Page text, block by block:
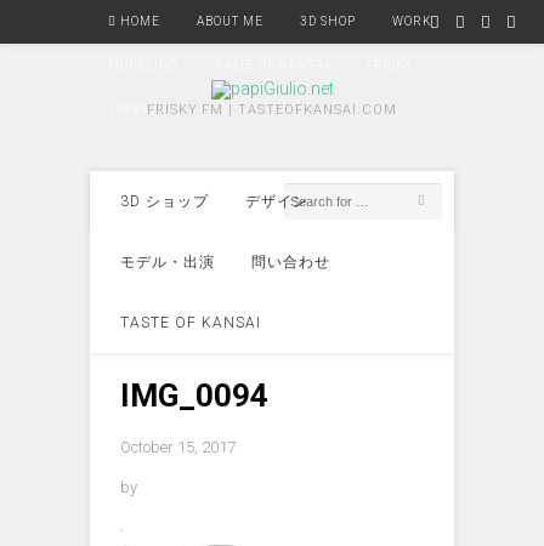
HOME ABOUT ME 3D SHOP WORK
LINKSFRISKY.FM | TASTEOFKANSAI.COM
3D ショップ デザイン
モデル・出演 問い合わせ
TASTE OF KANSAI
IMG_0094
October 15, 2017
by